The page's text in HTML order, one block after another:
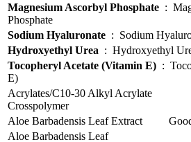
Magnesium Ascorbyl Phosphate :
Phosphate
Sodium Hyaluronate : Sodium
Hydroxyethyl Urea : Hydroxyethyl
Tocopheryl Acetate (Vitamin E) :
E)
Acrylates/C10-30 Alkyl Acrylate
Crosspolymer
Aloe Barbadensis Leaf Extract
Aloe Barbadensis Leaf